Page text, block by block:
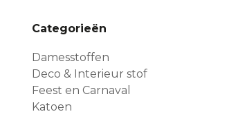
Categorieën
Damesstoffen
Deco & Interieur stof
Feest en Carnaval
Katoen